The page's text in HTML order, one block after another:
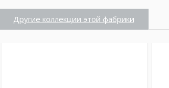
Другие коллекции этой фабрики